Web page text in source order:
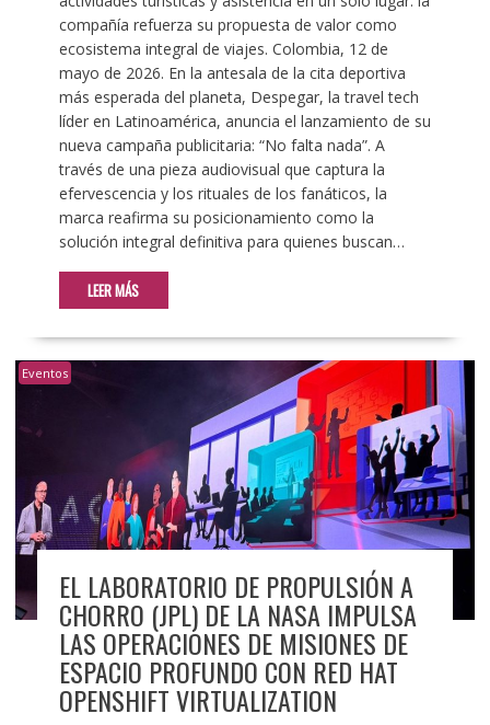
compañía refuerza su propuesta de valor como
ecosistema integral de viajes. Colombia, 12 de
mayo de 2026. En la antesala de la cita deportiva
más esperada del planeta, Despegar, la travel tech
líder en Latinoamérica, anuncia el lanzamiento de su
nueva campaña publicitaria: “No falta nada”. A
través de una pieza audiovisual que captura la
efervescencia y los rituales de los fanáticos, la
marca reafirma su posicionamiento como la
solución integral definitiva para quienes buscan…
LEER MÁS
Eventos
EL LABORATORIO DE PROPULSIÓN A
CHORRO (JPL) DE LA NASA IMPULSA
LAS OPERACIONES DE MISIONES DE
ESPACIO PROFUNDO CON RED HAT
OPENSHIFT VIRTUALIZATION